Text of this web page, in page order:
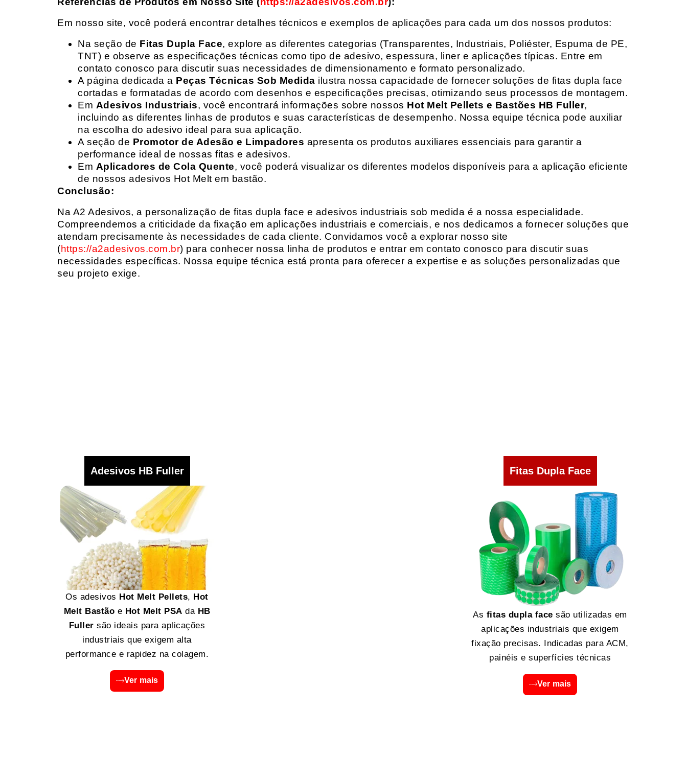
Em nosso site, você poderá encontrar detalhes técnicos e exemplos de aplicações para cada um dos nossos produtos:
Na seção de Fitas Dupla Face, explore as diferentes categorias (Transparentes, Industriais, Poliéster, Espuma de PE,
TNT) e observe as especificações técnicas como tipo de adesivo, espessura, liner e aplicações típicas. Entre em
contato conosco para discutir suas necessidades de dimensionamento e formato personalizado.
A página dedicada a Peças Técnicas Sob Medida ilustra nossa capacidade de fornecer soluções de fitas dupla face
cortadas e formatadas de acordo com desenhos e especificações precisas, otimizando seus processos de montagem.
Em Adesivos Industriais, você encontrará informações sobre nossos Hot Melt Pellets e Bastões HB Fuller,
incluindo as diferentes linhas de produtos e suas características de desempenho. Nossa equipe técnica pode auxiliar
na escolha do adesivo ideal para sua aplicação.
A seção de Promotor de Adesão e Limpadores apresenta os produtos auxiliares essenciais para garantir a
performance ideal de nossas fitas e adesivos.
Em Aplicadores de Cola Quente, você poderá visualizar os diferentes modelos disponíveis para a aplicação eficiente
de nossos adesivos Hot Melt em bastão.
Conclusão:
Na A2 Adesivos, a personalização de fitas dupla face e adesivos industriais sob medida é a nossa especialidade.
Compreendemos a criticidade da fixação em aplicações industriais e comerciais, e nos dedicamos a fornecer soluções que
atendam precisamente às necessidades de cada cliente. Convidamos você a explorar nosso site
(https://a2adesivos.com.br) para conhecer nossa linha de produtos e entrar em contato conosco para discutir suas
necessidades específicas. Nossa equipe técnica está pronta para oferecer a expertise e as soluções personalizadas que
seu projeto exige.
Adesivos HB Fuller
Os adesivos Hot Melt Pellets, Hot
Melt Bastão e Hot Melt PSA da HB
Fuller são ideais para aplicações
industriais que exigem alta
performance e rapidez na colagem.
Ver mais
Fitas Dupla Face
As fitas dupla face são utilizadas em
aplicações industriais que exigem
fixação precisas. Indicadas para ACM,
painéis e superfícies técnicas
Ver mais